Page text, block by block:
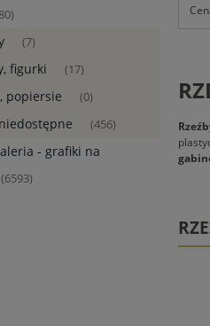
(7)
figurki (17)
popiersie (0)
(456)
- grafiki na
(6593)